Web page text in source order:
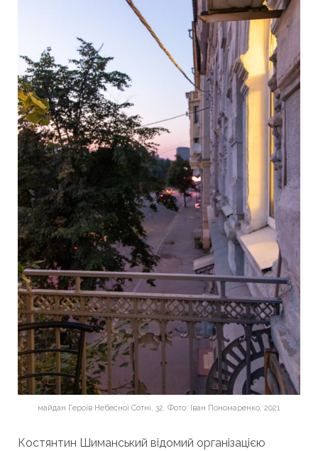
майдан Героїв Небесної Сотні, 32. Фото: Іван Пономаренко, 2021
Костянтин Шиманський відомий організацією